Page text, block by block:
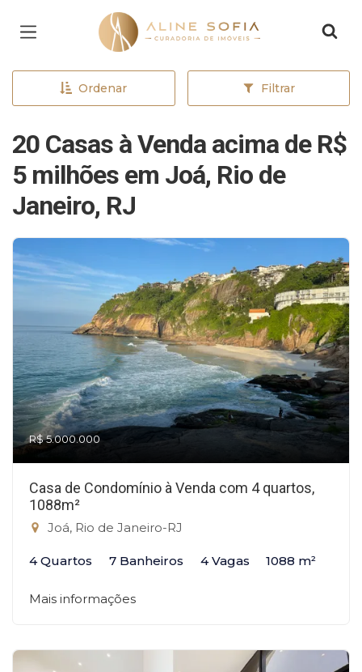
Página inicial
Ordenar Filtrar
20 Casas à Venda acima de R$
5 milhões em Joá, Rio de
Janeiro, RJ
R$ 5.000.000
Casa de Condomínio à Venda com 4 quartos,
1088m²
Joá, Rio de Janeiro-RJ
4 Quartos 7 Banheiros 4 Vagas 1088 m²
Mais informações